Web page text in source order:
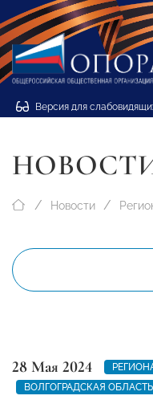
Версия для
Новости
28 Мая 2024
ВОЛГОГРАДСКАЯ ОБЛАСТЬ